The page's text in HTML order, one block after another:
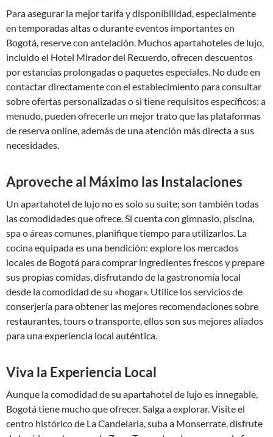
Para asegurar la mejor tarifa y disponibilidad, especialmente
en temporadas altas o durante eventos importantes en
Bogotá, reserve con antelación. Muchos apartahoteles de lujo,
incluido el Hotel Mirador del Recuerdo, ofrecen descuentos
por estancias prolongadas o paquetes especiales. No dude en
contactar directamente con el establecimiento para consultar
sobre ofertas personalizadas o si tiene requisitos específicos; a
menudo, pueden ofrecerle un mejor trato que las plataformas
de reserva online, además de una atención más directa a sus
necesidades.
Aproveche al Máximo las Instalaciones
Un apartahotel de lujo no es solo su suite; son también todas
las comodidades que ofrece. Si cuenta con gimnasio, piscina,
spa o áreas comunes, planifique tiempo para utilizarlos. La
cocina equipada es una bendición: explore los mercados
locales de Bogotá para comprar ingredientes frescos y prepare
sus propias comidas, disfrutando de la gastronomía local
desde la comodidad de su «hogar». Utilice los servicios de
conserjería para obtener las mejores recomendaciones sobre
restaurantes, tours o transporte, ellos son sus mejores aliados
para una experiencia local auténtica.
Viva la Experiencia Local
Aunque la comodidad de su apartahotel de lujo es innegable,
Bogotá tiene mucho que ofrecer. Salga a explorar. Visite el
centro histórico de La Candelaria, suba a Monserrate, disfrute